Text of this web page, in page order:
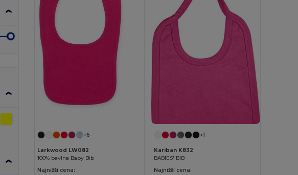
+6
Larkwood LW082
100% bavlna Baby Bib
Najnižší cena:
+1
Kariban K832
BABIES' BIB
Najnižší cena: